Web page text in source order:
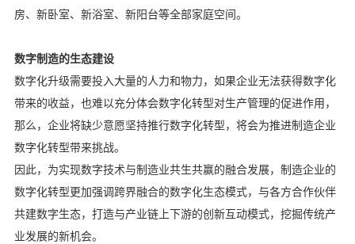
房、新卧室、新浴室、新阳台等全部家庭空间。
数字制造的生态建设
数字化升级需要投入大量的人力和物力，如果企业无法获得数字化
带来的收益，也难以充分体会数字化转型对生产管理的促进作用，
那么，企业将缺少意愿坚持推行数字化转型，将会为推进制造企业
数字化转型带来挑战。
因此，为实现数字技术与制造业共生共赢的融合发展，制造企业的
数字化转型更加强调跨界融合的数字化生态模式，与各方合作伙伴
共建数字生态，打造与产业链上下游的创新互动模式，挖掘传统产
业发展的新机会。